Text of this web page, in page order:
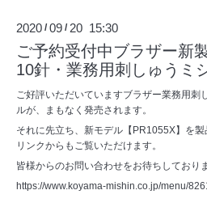
2020 /09 / 20 15:30
ご予約受付中ブラザー新
10針・業務用刺しゅうミ
ご好評いただいていますブラザー業務用刺
ルが、まもなく発売されます。
それに先立ち、新モデル【PR1055X】を
リンクからもご覧いただけます。
皆様からのお問い合わせをお待ちしており
https://www.koyama-mishin.co.jp/menu/